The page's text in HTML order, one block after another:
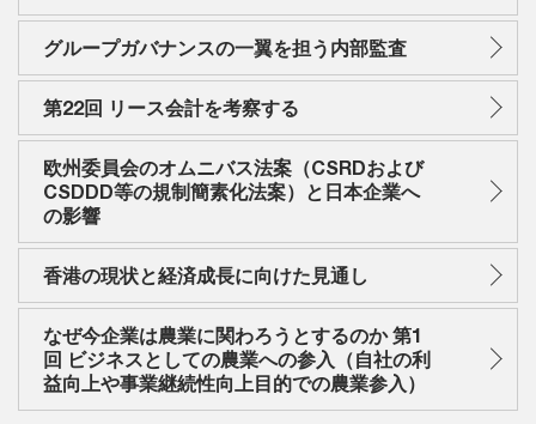
グループガバナンスの一翼を担う内部監査
第22回 リース会計を考察する
欧州委員会のオムニバス法案（CSRDおよび
CSDDD等の規制簡素化法案）と日本企業へ
の影響
香港の現状と経済成長に向けた見通し
なぜ今企業は農業に関わろうとするのか 第1
回 ビジネスとしての農業への参入（自社の利
益向上や事業継続性向上目的での農業参入）